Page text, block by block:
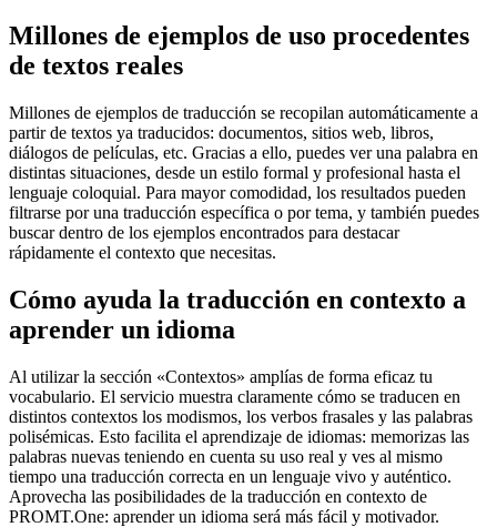
Millones de ejemplos de uso procedentes
de textos reales
Millones de ejemplos de traducción se recopilan automáticamente a
partir de textos ya traducidos: documentos, sitios web, libros,
diálogos de películas, etc. Gracias a ello, puedes ver una palabra en
distintas situaciones, desde un estilo formal y profesional hasta el
lenguaje coloquial. Para mayor comodidad, los resultados pueden
filtrarse por una traducción específica o por tema, y también puedes
buscar dentro de los ejemplos encontrados para destacar
rápidamente el contexto que necesitas.
Cómo ayuda la traducción en contexto a
aprender un idioma
Al utilizar la sección «Contextos» amplías de forma eficaz tu
vocabulario. El servicio muestra claramente cómo se traducen en
distintos contextos los modismos, los verbos frasales y las palabras
polisémicas. Esto facilita el aprendizaje de idiomas: memorizas las
palabras nuevas teniendo en cuenta su uso real y ves al mismo
tiempo una traducción correcta en un lenguaje vivo y auténtico.
Aprovecha las posibilidades de la traducción en contexto de
PROMT.One: aprender un idioma será más fácil y motivador.